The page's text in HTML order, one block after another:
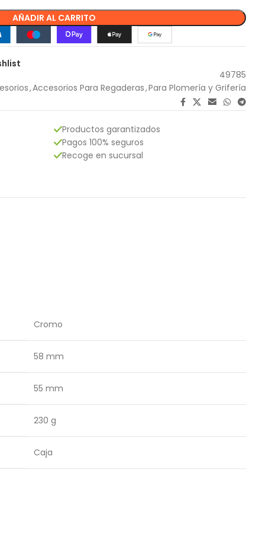
AÑADIR AL CARRITO
49785
,Accesorios Para Regaderas,Para Plomería y Grifería
Productos garantizados
Pagos 100% seguros
Recoge en sucursal
Cromo
58 mm
55 mm
230 g
Caja